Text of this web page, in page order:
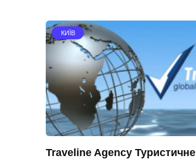
КИЇВ
Traveline Agency Туристичне